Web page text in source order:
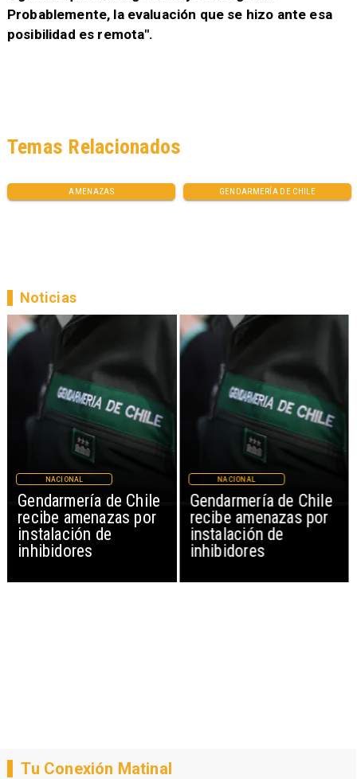
Probablemente, la evaluación que se hizo ante esa
posibilidad es remota".
AMENAZAS GENDARMERÍA DE CHILE
Temas Relacionados
Gendarmería de Chile
recibe amenazas por
instalación de
inhibidores
NACIONAL
Gendarmería de Chile
recibe amenazas por
instalación de
inhibidores
NACIONAL
Noticias
Tu Conexión Matinal